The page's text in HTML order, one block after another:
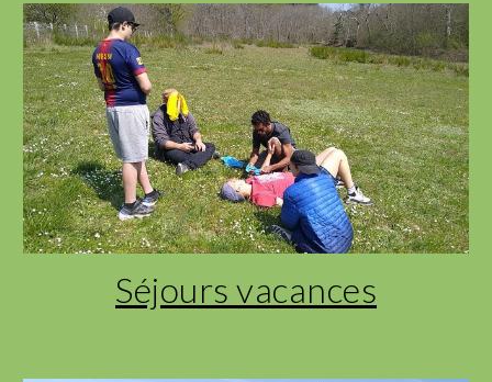
Séjours vacances